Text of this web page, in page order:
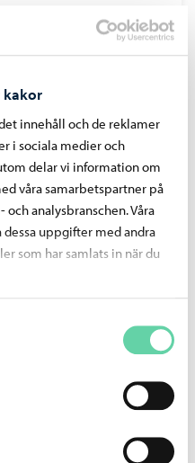
kakor
innehåll och de reklamer
i sociala medier och
delar vi information om
våra samarbetspartner på
analysbranschen. Våra
uppgifter med andra
som har samlats in när du
och språkgrupper.